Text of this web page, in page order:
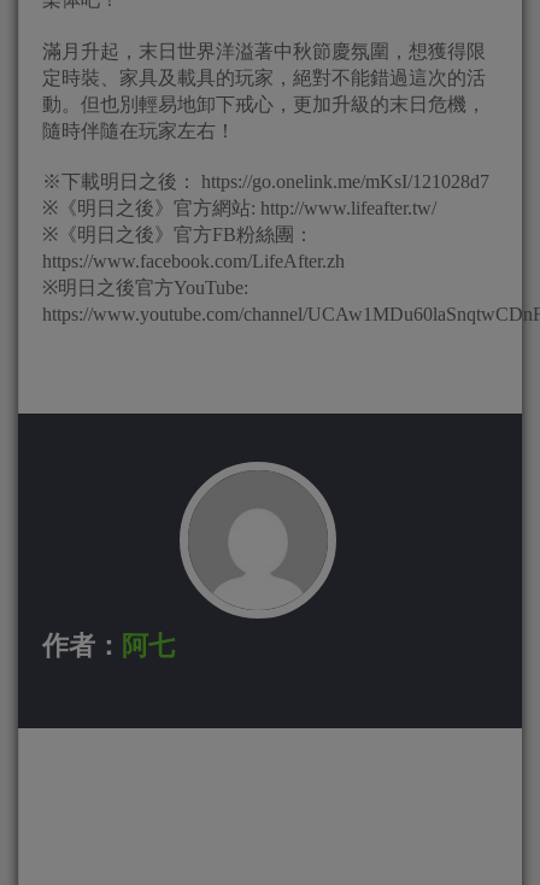
滿月升起，末日世界洋溢著中秋節慶氛圍，想獲得限
定時裝、家具及載具的玩家，絕對不能錯過這次的活
動。但也別輕易地卸下戒心，更加升級的末日危機，
隨時伴隨在玩家左右！
※下載明日之後： https://go.onelink.me/mKsI/121028d7
※《明日之後》官方網站: http://www.lifeafter.tw/
※《明日之後》官方FB粉絲團：
https://www.facebook.com/LifeAfter.zh
※明日之後官方YouTube:
https://www.youtube.com/channel/
作者： 阿七